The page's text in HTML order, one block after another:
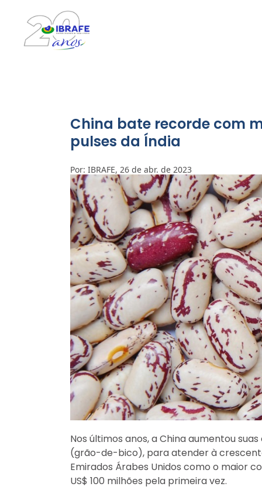
China bate recorde com
pulses da Índia
Por: IBRAFE, 26 de abr. de 2023
Nos últimos anos, a China aumentou
(grão-de-bico), para atender à
Emirados Árabes Unidos como o maior
US$ 100 milhões pela primeira vez.